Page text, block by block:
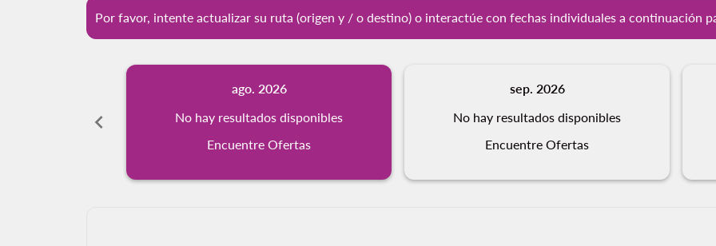
Por favor, intente actualizar su ruta (origen y / o destino) o interactúe con fechas individuales a continuación
chevron_left
ago. 2026
No hay resultados disponibles
Encuentre Ofertas
sep. 2026
No hay resultados disponibles
Encuentre Ofertas